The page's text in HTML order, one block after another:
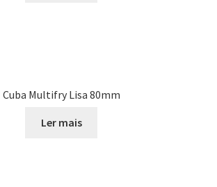
Cuba Multifry Lisa 80mm
Ler mais